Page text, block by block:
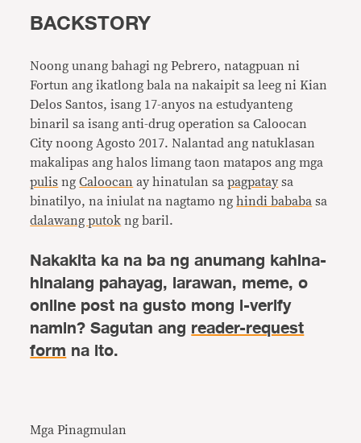
BACKSTORY
Noong unang bahagi ng Pebrero, natagpuan ni
Fortun ang ikatlong bala na nakaipit sa leeg ni Kian
Delos Santos, isang 17-anyos na estudyanteng
binaril sa isang anti-drug operation sa Caloocan
City noong Agosto 2017. Nalantad ang natuklasan
makalipas ang halos limang taon matapos ang mga
pulis ngCaloocan ay hinatulan sapagpatay sa
binatilyo, na iniulat na nagtamo nghindi bababa sa
dalawang putok ng baril.
Nakakita ka na ba ng anumang kahina-
hinalang pahayag, larawan, meme, o
online post na gusto mong i-verify
namin? Sagutan angreader-request
formna ito.
Mga Pinagmulan